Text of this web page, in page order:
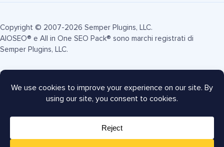
Copyright © 2007-2026 Semper Plugins, LLC.
AIOSEO® e All in One SEO Pack® sono marchi registrati di
Semper Plugins, LLC.
Termini di Servizio
Mappa del sito
Coupon AIOSEO